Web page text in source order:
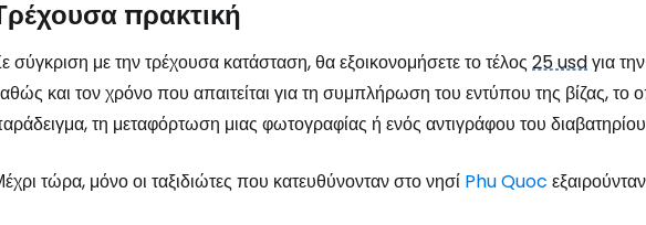
πρακτική
σύγκριση με την τρέχουσα κατάσταση, θα εξοικονομήσετε το τέλος 25 usdγια
και τον χρόνο που απαιτείται για τη συμπλήρωση του εντύπου της βίζας, το
τη μεταφόρτωση μιας φωτογραφίας ή ενός αντιγράφου του
τώρα, μόνο οι ταξιδιώτες που κατευθύνονταν στο νησί Phu Quoc